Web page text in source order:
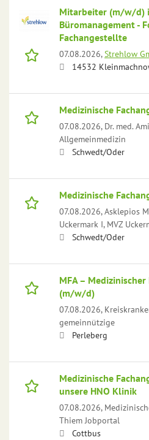
Mitarbeiter (m/w/d)
Büromanagement -
Fachangestellte
07.08.2026,Strehlow
14532
Medizinische
07.08.2026, Dr. med.
Allgemeinmedizin
Schwedt/Oder
Medizinische
07.08.2026,Asklepios
Uckermark I, MVZ
Schwedt/Oder
MFA –
(m/w/d)
07.08.2026,
gemeinnützige
Perleberg
Medizinische
unsere HNO Klinik
07.08.2026,
Thiem Jobportal
Cottbus